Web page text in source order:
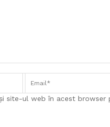
site-ul web în acest